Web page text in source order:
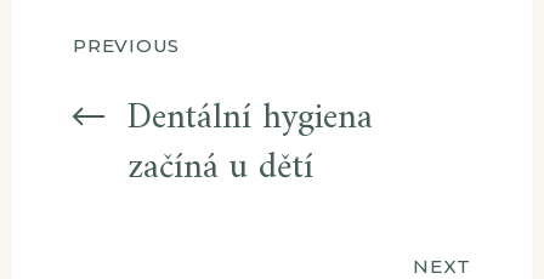
Navigace
pro
příspěvek
PREVIOUS
Dentální hygiena
začíná u dětí
NEXT